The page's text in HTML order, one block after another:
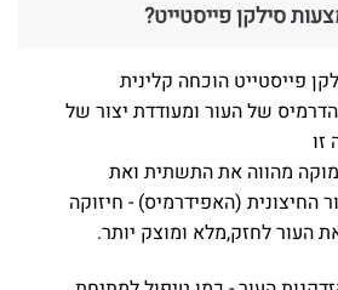
סילקן פייסטייט?
פייסטייט הוכחה קלינית
של העור ומעודדת יצור של
זו
מהווה את התשתית ואת
החיצונית (האפידרמיס) - חיזוקה
העור לחזק,מלא ומוצק יותר.